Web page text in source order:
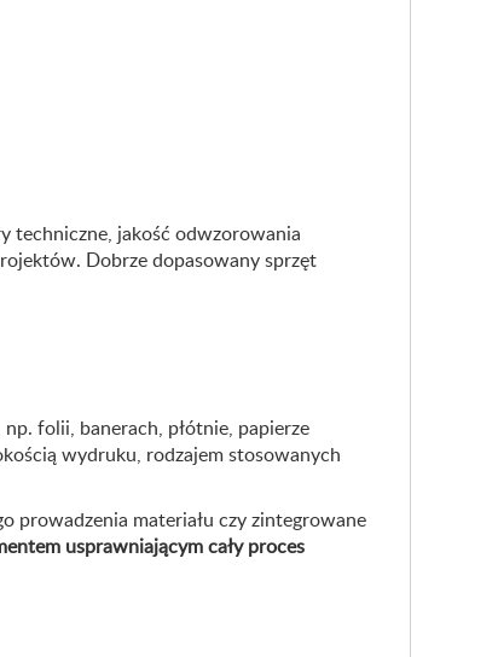
techniczne, jakość odwzorowania
Dobrze dopasowany sprzęt
np. folii, banerach, płótnie, papierze
wydruku, rodzajem stosowanych
prowadzenia materiału czy zintegrowane
usprawniającym cały proces